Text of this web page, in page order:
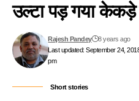
उल्टा पड़ गया
Last updated: September 24,
pm
Rajesh Pandey 8 years ago
Short stories